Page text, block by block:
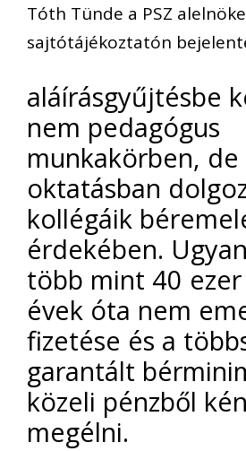
Tóth Tünde a PSZ
sajtótájékoztatón
aláírásgyűjtésbe
nem pedagógus
munkakörben, de
oktatásban
kollégáik
érdekében.
több mint 40
évek óta nem
fizetése és a
garantált
közeli pénzből
megélni.